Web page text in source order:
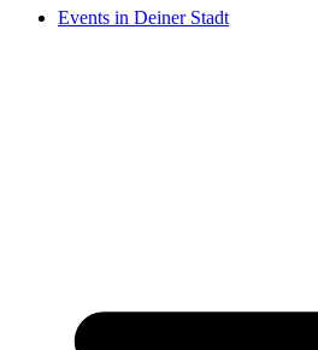
Events in Deiner Stadt